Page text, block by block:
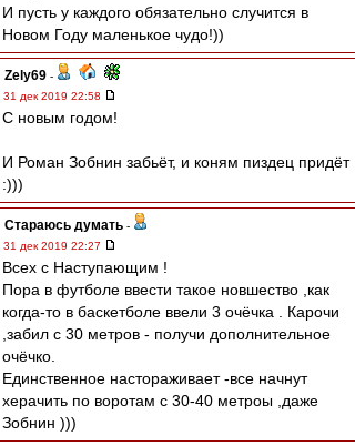
И пусть у каждого обязательно случится в
Новом Году маленькое чудо!))
Zely69 -
31 дек 2019 22:58
С новым годом!
И Роман Зобнин забьёт, и коням пиздец придёт
:)))
Стараюсь думать -
31 дек 2019 22:27
Всех с Наступающим !
Пора в футболе ввести такое новшество ,как
когда-то в баскетболе ввели 3 очёчка . Карочи
,забил с 30 метров - получи дополнительное
очёчко.
Единственное настораживает -все начнут
херачить по воротам с 30-40 метроы ,даже
Зобнин )))